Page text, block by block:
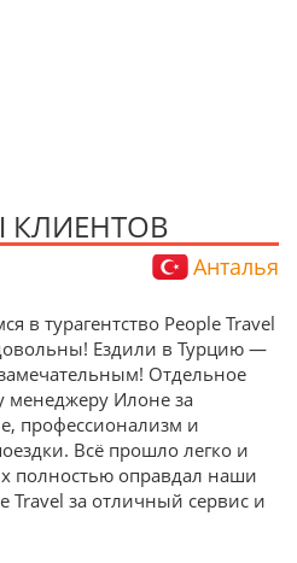
КЛИЕНТОВ
Анталья
в турагентство People Travel
Ездили в Турцию —
Отдельное
менеджеру Илоне за
профессионализм и
Всё прошло легко и
полностью оправдал наши
Travel за отличный сервис и